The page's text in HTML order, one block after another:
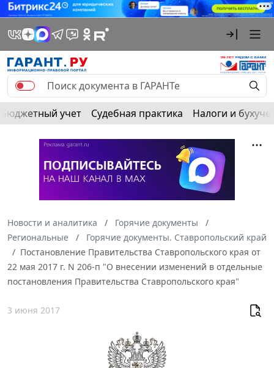
Бюджетный учет Судебная практика Налоги и
Новости и аналитика
Горячие документы
Региональные
Горячие документы. Ставропольский край
Постановление Правительства Ставропольского края от
22 мая 2017 г. N 206-п "О внесении изменений в отдельные
постановления Правительства Ставропольского края"
3 июня 2017